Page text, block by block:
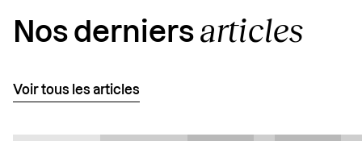
Nos derniers articles
Voir tous les articles